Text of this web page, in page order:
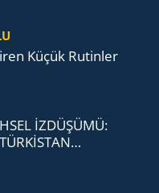
Küçük Ru­tin­ler
İZDÜŞÜMÜ:
MİRASI